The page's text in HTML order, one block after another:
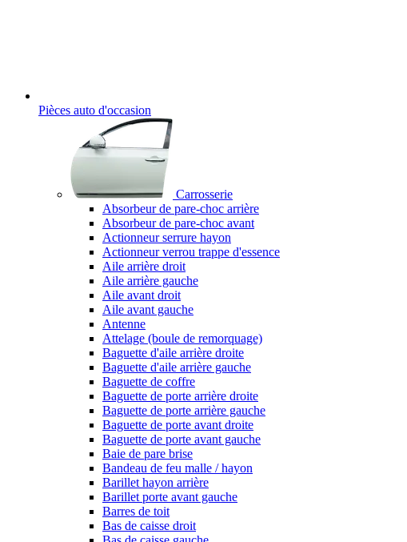
Pièces auto d'occasion
Carrosserie
Absorbeur de pare-choc arrière
Absorbeur de pare-choc avant
Actionneur serrure hayon
Actionneur verrou trappe d'essence
Aile arrière droit
Aile arrière gauche
Aile avant droit
Aile avant gauche
Antenne
Attelage (boule de remorquage)
Baguette d'aile arrière droite
Baguette d'aile arrière gauche
Baguette de coffre
Baguette de porte arrière droite
Baguette de porte arrière gauche
Baguette de porte avant droite
Baguette de porte avant gauche
Baie de pare brise
Bandeau de feu malle / hayon
Barillet hayon arrière
Barillet porte avant gauche
Barres de toit
Bas de caisse droit